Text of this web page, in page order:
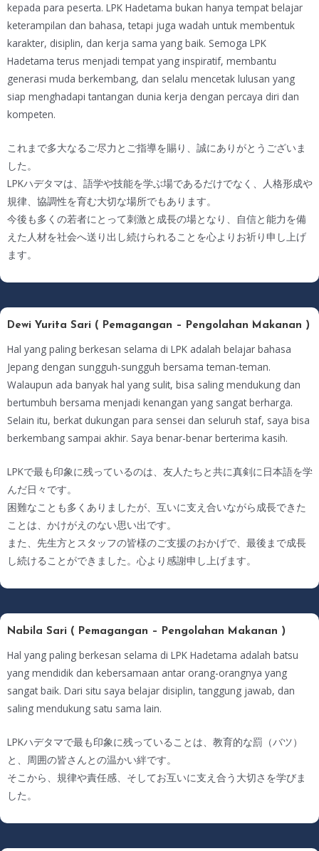
kepada para peserta. LPK Hadetama bukan hanya tempat belajar
keterampilan dan bahasa, tetapi juga wadah untuk membentuk
karakter, disiplin, dan kerja sama yang baik. Semoga LPK
Hadetama terus menjadi tempat yang inspiratif, membantu
generasi muda berkembang, dan selalu mencetak lulusan yang
siap menghadapi tantangan dunia kerja dengan percaya diri dan
kompeten.
これまで多大なるご尽力とご指導を賜り、誠にありがとうございま
した。
LPKハデタマは、語学や技能を学ぶ場であるだけでなく、人格形成や
規律、協調性を育む大切な場所でもあります。
今後も多くの若者にとって刺激と成長の場となり、自信と能力を備
えた人材を社会へ送り出し続けられることを心よりお祈り申し上げ
ます。
Dewi Yurita Sari ( Pemagangan – Pengolahan Makanan )
Hal yang paling berkesan selama di LPK adalah belajar bahasa
Jepang dengan sungguh-sungguh bersama teman-teman.
Walaupun ada banyak hal yang sulit, bisa saling mendukung dan
bertumbuh bersama menjadi kenangan yang sangat berharga.
Selain itu, berkat dukungan para sensei dan seluruh staf, saya bisa
berkembang sampai akhir. Saya benar-benar berterima kasih.
LPKで最も印象に残っているのは、友人たちと共に真剣に日本語を学
んだ日々です。
困難なことも多くありましたが、互いに支え合いながら成長できた
ことは、かけがえのない思い出です。
また、先生方とスタッフの皆様のご支援のおかげで、最後まで成長
し続けることができました。心より感謝申し上げます。
Nabila Sari ( Pemagangan – Pengolahan Makanan )
Hal yang paling berkesan selama di LPK Hadetama adalah batsu
yang mendidik dan kebersamaan antar orang-orangnya yang
sangat baik. Dari situ saya belajar disiplin, tanggung jawab, dan
saling mendukung satu sama lain.
LPKハデタマで最も印象に残っていることは、教育的な罰（バツ）
と、周囲の皆さんとの温かい絆です。
そこから、規律や責任感、そしてお互いに支え合う大切さを学びま
した。